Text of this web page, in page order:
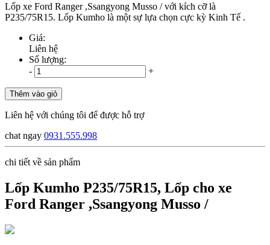
Lốp xe Ford Ranger ,Ssangyong Musso / với kích cỡ là
P235/75R15. Lốp Kumho là một sự lựa chọn cực kỳ Kinh Tế .
Giá:
Liên hệ
Số lượng:
-
+
Thêm vào giỏ
Liên hệ với chúng tôi để được hỗ trợ
chat ngay 0931.555.998
chi tiết về sản phẩm
Lốp Kumho P235/75R15, Lốp cho xe
Ford Ranger ,Ssangyong Musso /